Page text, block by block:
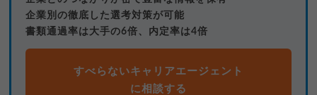
企業別の徹底した選考対策が可能
書類通過率は大手の6倍、内定率は4倍
すべらないキャリアエージェント
に相談する